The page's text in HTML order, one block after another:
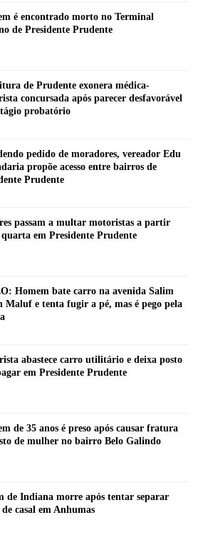
é encontrado morto no Terminal
de Presidente Prudente
de Prudente exonera médica-
concursada após parecer desfavorável
probatório
pedido de moradores, vereador Edu
propõe acesso entre bairros de
Prudente
passam a multar motoristas a partir
quarta em Presidente Prudente
Homem bate carro na avenida Salim
Maluf e tenta fugir a pé, mas é pego pela
abastece carro utilitário e deixa posto
em Presidente Prudente
de 35 anos é preso após causar fratura
de mulher no bairro Belo Galindo
de Indiana morre após tentar separar
casal em Anhumas